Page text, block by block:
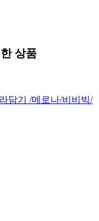
상품
담기 /메로나/비비빅/